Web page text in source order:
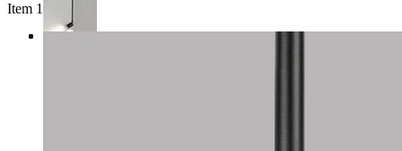
Item 1 of 3